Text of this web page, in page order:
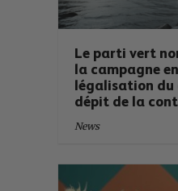
Le parti vert
la campagne
légalisation du
dépit de la
News